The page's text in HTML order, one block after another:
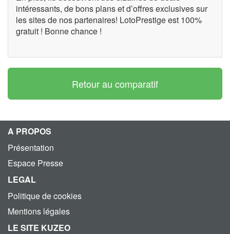
intéressants, de bons plans et d’offres exclusives sur
les sites de nos partenaires! LotoPrestige est 100%
gratuit ! Bonne chance !
Retour au comparatif
A PROPOS
Présentation
Espace Presse
LEGAL
Politique de cookies
Mentions légales
LE SITE KUZEO